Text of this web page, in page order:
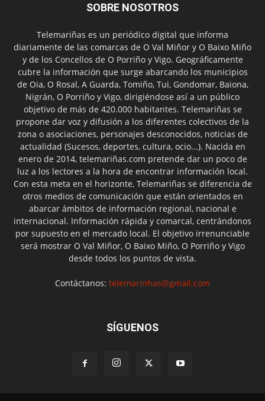
SOBRE NOSOTROS
Telemariñas es un periódico digital que informa
diariamente de las comarcas de O Val Miñor y O Baixo Miño
y de los Concellos de O Porriño y Vigo. Geográficamente
cubre la información que surge abarcando los municipios
de Oia, O Rosal, A Guarda, Tomiño, Tui, Gondomar, Baiona,
Nigrán, O Porriño y Vigo, dirigiéndose así a un público
objetivo de más de 420.000 habitantes. Telemariñas se
propone dar voz y difusión a los diferentes colectivos de la
zona o asociaciones, personajes desconocidos, noticias de
actualidad (Sucesos, deportes, cultura, ocio...). Nacida en
enero de 2014, telemariñas.com pretende dar un poco de
luz a los lectores a la hora de encontrar información local.
Con esta meta en el horizonte, Telemariñas se diferencia de
otros medios de comunicación que están orientados en
abarcar ámbitos de información regional, nacional e
internacional. Información rápida y comarcal, centrándonos
por supuesto en el mercado local. El objetivo irrenunciable
será mostrar O Val Miñor, O Baixo Miño, O Porriño y Vigo
desde todos los puntos de vista.
Contáctanos: telemarinhas@gmail.com
SÍGUENOS